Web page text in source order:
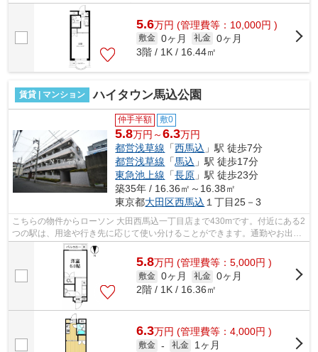
もバッチリなマンションタイプの物件で...
5.6万円 (管理費等：10,000円 )
敷金 0ヶ月 礼金 0ヶ月
3階 / 1K / 16.44㎡
賃貸 | マンション ハイタウン馬込公園
仲手半額 敷0
5.8万円～6.3万円
都営浅草線 「西馬込 」駅 徒歩7分
都営浅草線 「馬込 」駅 徒歩17分
東急池上線 「長原 」駅 徒歩23分
築35年 / 16.36㎡～16.38㎡
東京都大田区西馬込 １丁目25－3
こちらの物件からローソン 大田西馬込一丁目店まで430mです。付近にある2
つの駅は、用途や行き先に応じて使い分けることができます。通勤やお出か
けに便利な、徒歩7分に駅のある物件で...
5.8万円 (管理費等：5,000円 )
敷金 0ヶ月 礼金 0ヶ月
2階 / 1K / 16.36㎡
6.3万円 (管理費等：4,000円 )
敷金 - 礼金
1ヶ月